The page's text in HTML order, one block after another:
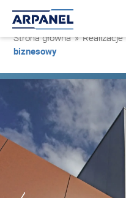
Strona główna » Realizacje
biznesowy